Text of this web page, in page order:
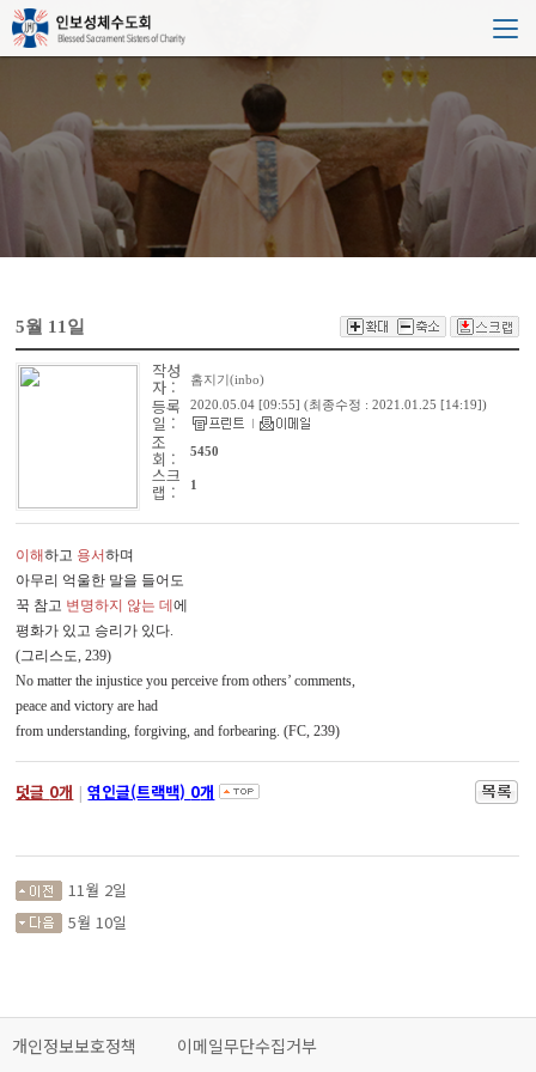
5월 11일
작성
자 : 홈지기(inbo)
등록
일 :
2020.05.04 [09:55] (최종수정 :2021.01.25 [14:19])
조
회 : 5450
스크
랩 : 1
이해하고 용서하며
아무리 억울한 말을 들어도
꾹 참고 변명하지 않는 데에
평화가 있고 승리가 있다.
(그리스도, 239)
No matter the injustice you perceive from others’ comments,
peace and victory are had
from understanding, forgiving, and forbearing. (FC, 239)
덧글 0개 | 엮인글(트랙백) 0개
11월 2일
5월 10일
개인정보보호정책 이메일무단수집거부